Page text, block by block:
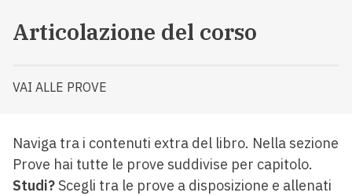
Articolazione del corso
VAI ALLE PROVE
Naviga tra i contenuti extra del libro. Nella sezione
Prove hai tutte le prove suddivise per capitolo.
Studi?Scegli tra le prove a disposizione e allenati